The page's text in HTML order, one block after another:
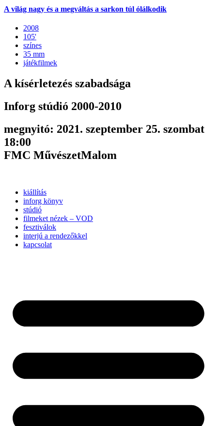
A világ nagy és a megváltás a sarkon túl ólálkodik
2008
105'
színes
35 mm
játékfilmek
A kísérletezés szabadsága
Inforg stúdió 2000-2010
megnyitó: 2021. szeptember 25. szombat
18:00
FMC MűvészetMalom
kiállítás
inforg könyv
stúdió
filmeket nézek – VOD
fesztiválok
interjú a rendezőkkel
kapcsolat